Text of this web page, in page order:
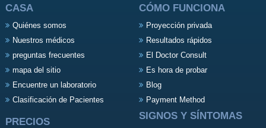
CASA
Quiénes somos
Nuestros médicos
preguntas frecuentes
mapa del sitio
Encuentre un laboratorio
Clasificación de Pacientes
CÓMO FUNCIONA
Proyección privada
Resultados rápidos
El Doctor Consult
Es hora de probar
Blog
Payment Method
PRECIOS
SIGNOS Y SÍNTOMAS